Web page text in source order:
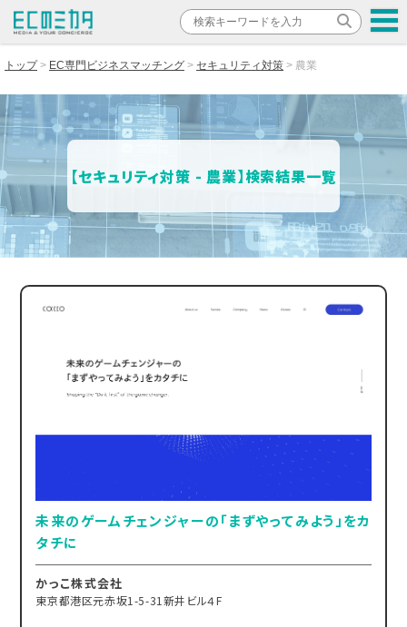
トップ EC専門ビジネスマッチング セキュリティ対策 農業
【セキュリティ対策 - 農業】検索結果一覧
未来のゲームチェンジャーの「まずやってみよう」をカ
タチに
かっこ株式会社
東京都港区元赤坂1-5-31新井ビル４F